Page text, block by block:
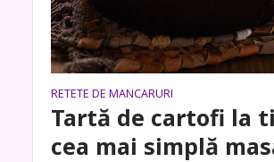
RETETE DE MANCARURI
Tartă de cartofi la
cea mai simplă